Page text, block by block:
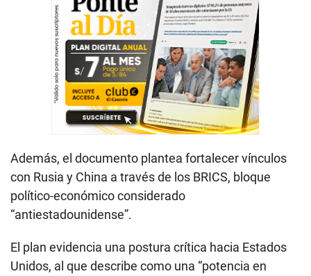
Además, el documento plantea fortalecer vínculos
con Rusia y China a través de los BRICS, bloque
político-económico considerado
“antiestadounidense”.
El plan evidencia una postura crítica hacia Estados
Unidos, al que describe como una “potencia en